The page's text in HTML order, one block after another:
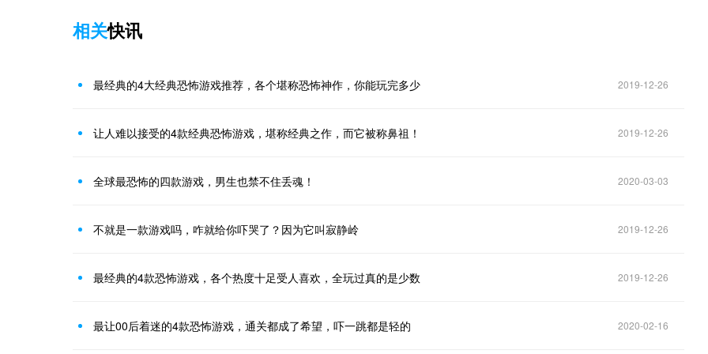
相关快讯
最经典的4大经典恐怖游戏推荐，各个堪称恐怖神作，你能玩完多少 2019-12-26
让人难以接受的4款经典恐怖游戏，堪称经典之作，而它被称鼻祖！ 2019-12-26
全球最恐怖的四款游戏，男生也禁不住丢魂！ 2020-03-03
不就是一款游戏吗，咋就给你吓哭了？因为它叫寂静岭 2019-12-26
最经典的4款恐怖游戏，各个热度十足受人喜欢，全玩过真的是少数 2019-12-26
最让00后着迷的4款恐怖游戏，通关都成了希望，吓一跳都是轻的 2020-02-16